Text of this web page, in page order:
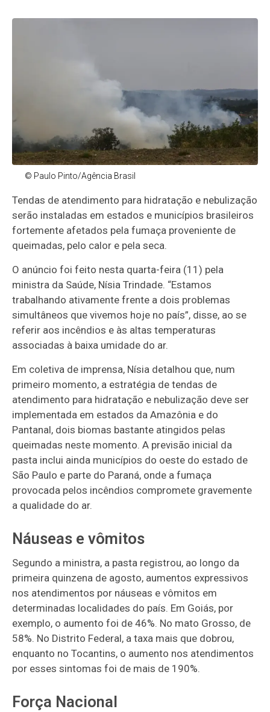
© Paulo Pinto/Agência Brasil
Tendas de atendimento para hidratação e nebulização
serão instaladas em estados e municípios brasileiros
fortemente afetados pela fumaça proveniente de
queimadas, pelo calor e pela seca.
O anúncio foi feito nesta quarta-feira (11) pela
ministra da Saúde, Nísia Trindade. “Estamos
trabalhando ativamente frente a dois problemas
simultâneos que vivemos hoje no país”, disse, ao se
referir aos incêndios e às altas temperaturas
associadas à baixa umidade do ar.
Em coletiva de imprensa, Nísia detalhou que, num
primeiro momento, a estratégia de tendas de
atendimento para hidratação e nebulização deve ser
implementada em estados da Amazônia e do
Pantanal, dois biomas bastante atingidos pelas
queimadas neste momento. A previsão inicial da
pasta inclui ainda municípios do oeste do estado de
São Paulo e parte do Paraná, onde a fumaça
provocada pelos incêndios compromete gravemente
a qualidade do ar.
Náuseas e vômitos
Segundo a ministra, a pasta registrou, ao longo da
primeira quinzena de agosto, aumentos expressivos
nos atendimentos por náuseas e vômitos em
determinadas localidades do país. Em Goiás, por
exemplo, o aumento foi de 46%. No mato Grosso, de
58%. No Distrito Federal, a taxa mais que dobrou,
enquanto no Tocantins, o aumento nos atendimentos
por esses sintomas foi de mais de 190%.
Força Nacional